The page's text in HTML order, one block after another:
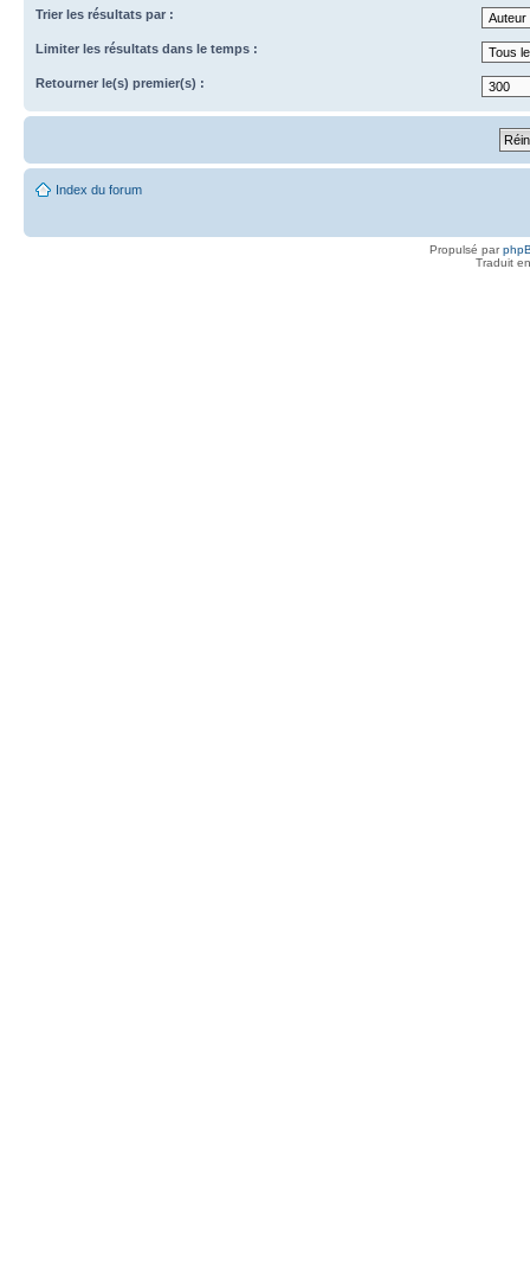
Trier les résultats par :
Limiter les résultats dans le temps :
Retourner le(s) premier(s) :
Index du forum
Propulsé par
Traduit